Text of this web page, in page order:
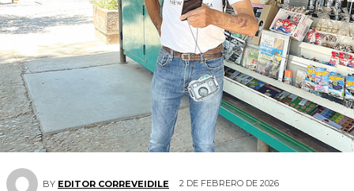
BY EDITOR CORREVEIDILE 2 DE FEBRERO DE 2026